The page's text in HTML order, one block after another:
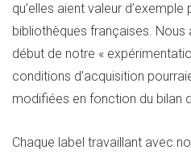
qu’elles aient valeur d’exemple
bibliothèques françaises. Nous
début de notre «
conditions d’acquisition
modifiées en fonction du bilan
Chaque label travaillant avec